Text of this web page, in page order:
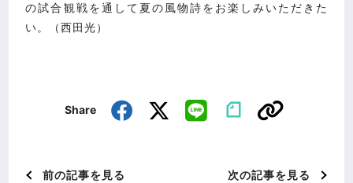
の試合観戦を通して夏の風物詩をお楽しみいただきた
い。（西田光）
Share
前の記事を見る 次の記事を見る